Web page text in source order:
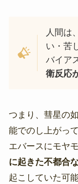
人間は
い・苦
バイア
衛反応
つまり、彗星の
能でのし上がっ
エバースにモヤ
に起きた不都合
起こしていた可